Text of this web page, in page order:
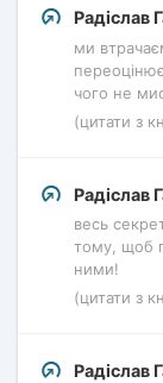
Радіслав
ми
чого не
(цитати з
Радіслав
весь
тому, щоб
ними!
(цитати з
Радіслав